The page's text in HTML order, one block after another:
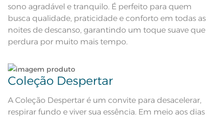
Acabamento Estampado
Observações
Pode haver pequena variação de
cor, de acordo com a configuração
e modelo do monitor ou do
aparelho celular. Consultar a cor
sono agradável e tranquilo. É perfeito para quem
busca qualidade, praticidade e conforto em todas as
noites de descanso, garantindo um toque suave que
perdura por muito mais tempo.
Coleção Despertar
A Coleção Despertar é um convite para desacelerar,
respirar fundo e viver sua essência. Em meio aos dias